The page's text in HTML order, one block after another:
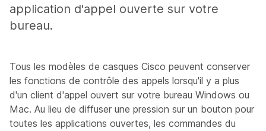
application d'appel ouverte sur votre
bureau.
Tous les modèles de casques Cisco peuvent conserver
les fonctions de contrôle des appels lorsqu'il y a plus
d'un client d'appel ouvert sur votre bureau Windows ou
Mac. Au lieu de diffuser une pression sur un bouton pour
toutes les applications ouvertes, les commandes du